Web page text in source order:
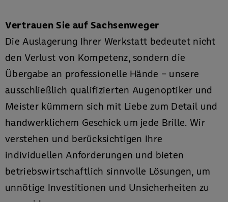
Vertrauen Sie auf Sachsenweger
Die Auslagerung Ihrer Werkstatt bedeutet nicht
den Verlust von Kompetenz, sondern die
Übergabe an professionelle Hände – unsere
ausschließlich qualifizierten Augenoptiker und
Meister kümmern sich mit Liebe zum Detail und
handwerklichem Geschick um jede Brille. Wir
verstehen und berücksichtigen Ihre
individuellen Anforderungen und bieten
betriebswirtschaftlich sinnvolle Lösungen, um
unnötige Investitionen und Unsicherheiten zu